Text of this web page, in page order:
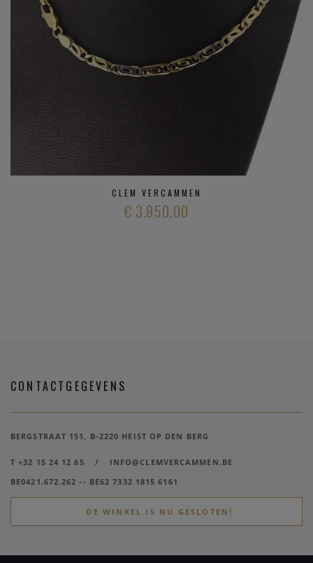
CLEM VERCAMMEN
€ 3.850,00
CONTACTGEGEVENS
BERGSTRAAT 151, B-2220 HEIST OP DEN BERG
T +32 15 24 12 65 /
INFO@CLEMVERCAMMEN.BE
BE0421.672.262 -- BE62 7332 1815 6161
DE WINKEL IS NU GESLOTEN!